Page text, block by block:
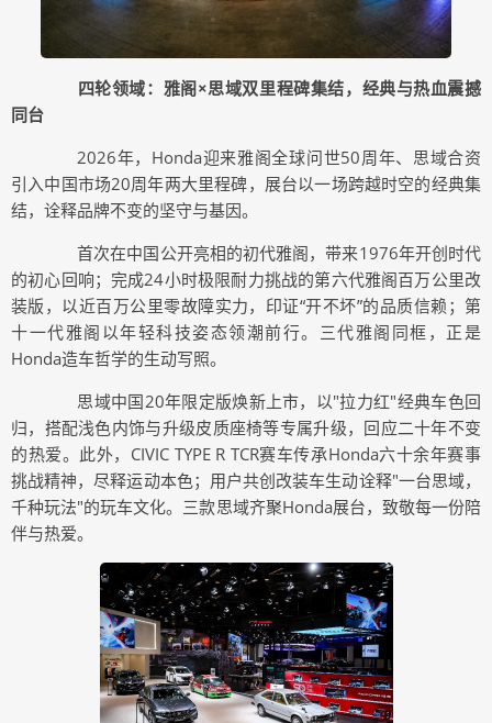
四轮领域：雅阁×思域双里程碑集结，经典与热血震撼
同台
2026年，Honda迎来雅阁全球问世50周年、思域合资
引入中国市场20周年两大里程碑，展台以一场跨越时空的经典集
结，诠释品牌不变的坚守与基因。
首次在中国公开亮相的初代雅阁，带来1976年开创时代
的初心回响；完成24小时极限耐力挑战的第六代雅阁百万公里改
装版，以近百万公里零故障实力，印证“开不坏”的品质信赖；第
十一代雅阁以年轻科技姿态领潮前行。三代雅阁同框，正是
Honda造车哲学的生动写照。
思域中国20年限定版焕新上市，以"拉力红"经典车色回
归，搭配浅色内饰与升级皮质座椅等专属升级，回应二十年不变
的热爱。此外，CIVIC TYPE R TCR赛车传承Honda六十余年赛事
挑战精神，尽释运动本色；用户共创改装车生动诠释"一台思域，
千种玩法"的玩车文化。三款思域齐聚Honda展台，致敬每一份陪
伴与热爱。